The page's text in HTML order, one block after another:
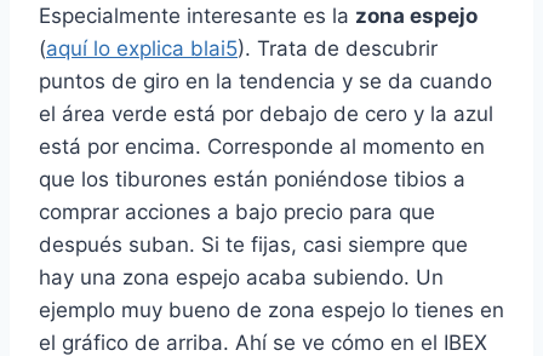
Especialmente interesante es la zona espejo
(aquí lo explica blai5). Trata de descubrir
puntos de giro en la tendencia y se da cuando
el área verde está por debajo de cero y la azul
está por encima. Corresponde al momento en
que los tiburones están poniéndose tibios a
comprar acciones a bajo precio para que
después suban. Si te fijas, casi siempre que
hay una zona espejo acaba subiendo. Un
ejemplo muy bueno de zona espejo lo tienes en
el gráfico de arriba. Ahí se ve cómo en el IBEX